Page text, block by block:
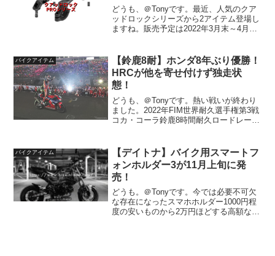
どうも、＠Tonyです。最近、人気のクア
ッドロックシリーズから2アイテム登場し
ますね。販売予定は2022年3月末～4月上
期待が持てる商品ですね！出典：クア
ッ...
バイクアイテム
【鈴鹿8耐】ホンダ8年ぶり優勝！
HRCが他を寄せ付けず独走状
態！
どうも、＠Tonyです。熱い戦いが終わり
ました。2022年FIM世界耐久選手権第3戦
コカ・コーラ鈴鹿8時間耐久ロードレース
はHRCが他を寄せ付けず、1周...
バイクアイテム
【デイトナ】バイク用スマートフ
ォンホルダー3が11月上旬に発
売！
どうも。＠Tonyです。今では必要不可欠
な存在になったスマホホルダー1000円程
度の安いものから2万円ほどする高額なも